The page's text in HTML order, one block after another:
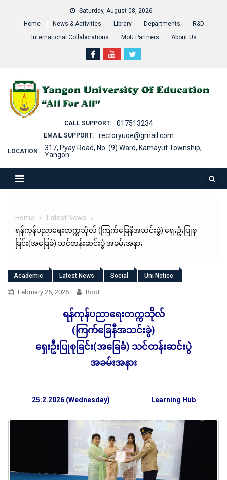
Saturday, August 08, 2026
Home
News & Activities Library Departments
R&D
International Collaborations
MoU Partners About Us
CALL SUPPORT: 017513234
EMAIL SUPPORT: rectoryuoe@gmail.com
LOCATION:
317, Pyay Road, No. (9) Ward, Kamayut Township,
Yangon.
Home
Latest News
ရန်ကုန်ပညာရေးတက္ကသိုလ် (ကြက်ခြေနီအသင်းခွဲ) ရှေးဦးပြုစု
ခြင်း(အခြေခံ) သင်တန်းဆင်းပွဲ အခမ်းအနား
Academic Latest News Social Uni Notice
February 25, 2026 Root
ရန်ကုန်ပညာရေးတက္ကသိုလ်
(ကြက်ခြေနီအသင်းခွဲ)
ရှေးဦးပြုစုခြင်း(အခြေခံ) သင်တန်းဆင်းပွဲ
အခမ်းအနား
25.2.2026 (Wednesday) Learning Hub